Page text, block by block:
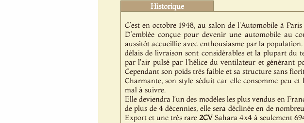
Historique
C’est en octobre 1948, au salon de l'Automobile à
D’emblée conçue pour devenir une automobile au
aussitôt accueillie avec enthousiasme par la
délais de livraison sont considérables et la plupart du
par l'air pulsé par l'hélice du ventilateur et générant
Cependant son poids très faible et sa structure sans
Charmante, son style séduit car elle consomme peu
mal à suivre.
Elle deviendra l’un des modèles les plus vendus en
de plus de 4 décennies, elle sera déclinée en de
Export et une très rare 2CVSahara 4x4 à seulement